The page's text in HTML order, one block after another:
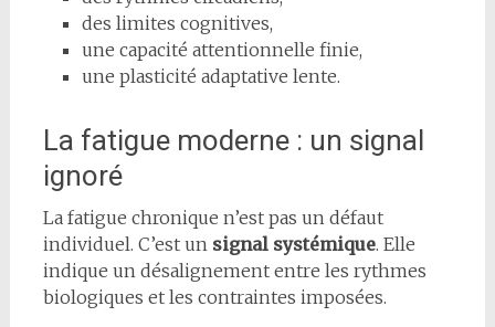
des limites cognitives,
une capacité attentionnelle finie,
une plasticité adaptative lente.
La fatigue moderne : un signal
ignoré
La fatigue chronique n’est pas un défaut
individuel. C’est un signal systémique. Elle
indique un désalignement entre les rythmes
biologiques et les contraintes imposées.